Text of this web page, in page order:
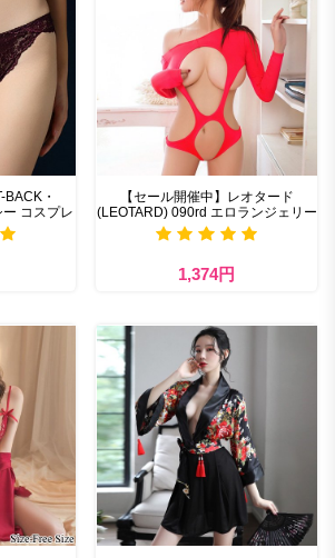
・
コスプレ
【セール開催中】レオタード
(LEOTARD) 090rd エロランジェリー
1,374円